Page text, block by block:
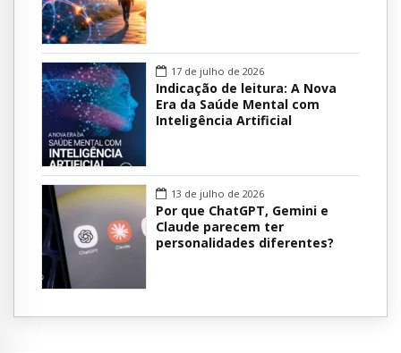
17 de julho de 2026
Indicação de leitura: A Nova
Era da Saúde Mental com
Inteligência Artificial
13 de julho de 2026
Por que ChatGPT, Gemini e
Claude parecem ter
personalidades diferentes?